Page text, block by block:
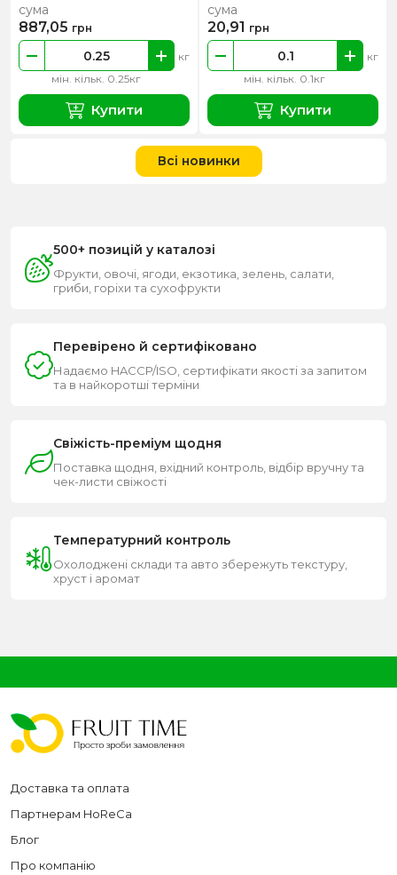
мін. кільк. 0.25кг
кг
сума
887,05 грн
Купити
мін. кільк. 0.1кг
кг
сума
20,91 грн
Купити
Всі новинки
500+ позицій у каталозі
Фрукти, овочі, ягоди, екзотика, зелень, салати,
гриби, горіхи та сухофрукти
Перевірено й сертифіковано
Надаємо HACCP/ISO, сертифікати якості за запитом
та в найкоротші терміни
Свіжість-преміум щодня
Поставка щодня, вхідний контроль, відбір вручну та
чек-листи свіжості
Температурний контроль
Охолоджені склади та авто збережуть текстуру,
хруст і аромат
Доставка та оплата
Партнерам HoReCa
Блог
Про компанію